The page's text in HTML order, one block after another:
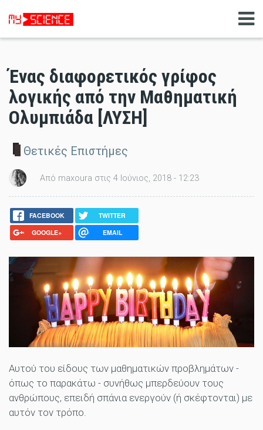
Ένας διαφορετικός γρίφος
λογικής από την Μαθηματική
Ολυμπιάδα [ΛΥΣΗ]
Θετικές Επιστήμες
Από maxoura στις 4 Ιούνιος, 2018 - 12:23
FACEBOOK
TWITTER
GOOGLE+
EMAIL
Αυτού του είδους των μαθηματικών προβλημάτων -
όπως το παρακάτω - συνήθως μπερδεύουν τους
ανθρώπους, επειδή σπάνια ενεργούν (ή σκέφτονται) με
αυτόν τον τρόπο.